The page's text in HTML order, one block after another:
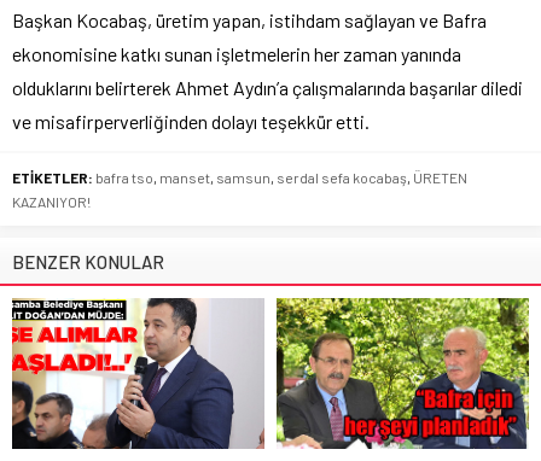
Başkan Kocabaş, üretim yapan, istihdam sağlayan ve Bafra
ekonomisine katkı sunan işletmelerin her zaman yanında
olduklarını belirterek Ahmet Aydın’a çalışmalarında başarılar diledi
ve misafirperverliğinden dolayı teşekkür etti.
ETİKETLER: bafra tso manset samsun serdal sefa kocabaş ÜRETEN
KAZANIYOR!
BENZER KONULAR